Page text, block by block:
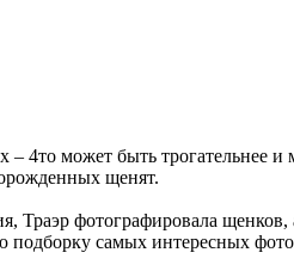
4то может быть трогательнее
щенят.
Траэр фотографировала
подборку самых интересных